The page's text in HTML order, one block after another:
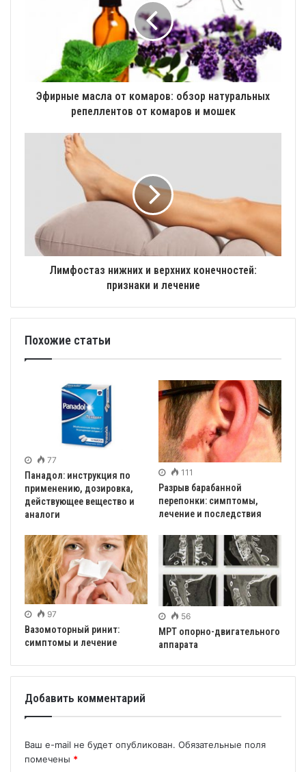
Эфирные масла от комаров: обзор натуральных
репеллентов от комаров и мошек
Лимфостаз нижних и верхних конечностей:
признаки и лечение
Похожие статьи
77
Панадол: инструкция по
применению, дозировка,
действующее вещество и
аналоги
111
Разрыв барабанной
перепонки: симптомы,
лечение и последствия
97
Вазомоторный ринит:
симптомы и лечение
56
МРТ опорно-двигательного
аппарата
Добавить комментарий
Ваш e-mail не будет опубликован. Обязательные поля
помечены *